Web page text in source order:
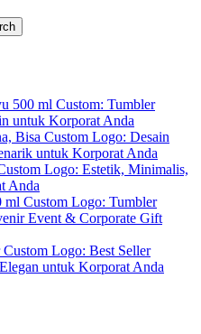
500 ml Custom: Tumbler
untuk Korporat Anda
Bisa Custom Logo: Desain
untuk Korporat Anda
Logo: Estetik, Minimalis,
Anda
ml Custom Logo: Tumbler
Event & Corporate Gift
Logo: Best Seller
untuk Korporat Anda